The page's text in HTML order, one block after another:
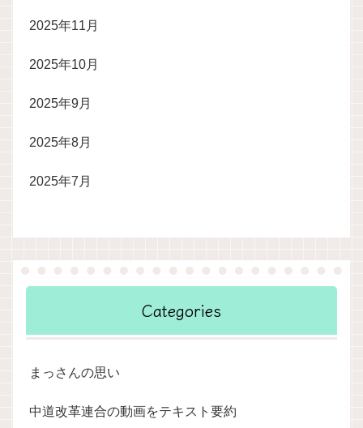
2025年11月
2025年10月
2025年9月
2025年8月
2025年7月
Categories
まっさんの思い
中道改革連合の動画をテキスト要約